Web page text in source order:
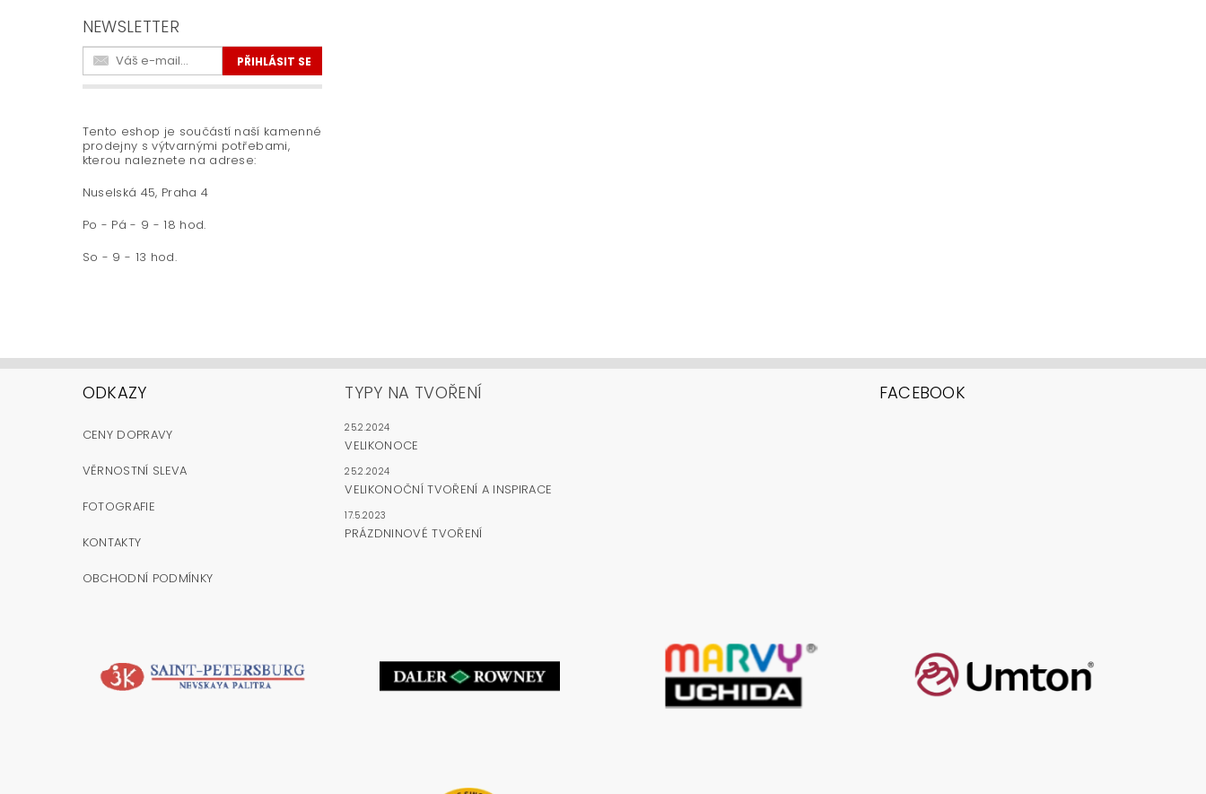
NEWSLETTER
Tento eshop je součástí naší kamenné
prodejny s výtvarnými potřebami,
kterou naleznete na adrese:
Nuselská 45, Praha 4
Po - Pá - 9 - 18 hod.
So - 9 - 13 hod.
ODKAZY
CENY DOPRAVY
VĚRNOSTNÍ SLEVA
FOTOGRAFIE
KONTAKTY
OBCHODNÍ PODMÍNKY
TYPY NA TVOŘENÍ
25.2.2024
VELIKONOCE
25.2.2024
VELIKONOČNÍ TVOŘENÍ A INSPIRACE
17.5.2023
PRÁZDNINOVÉ TVOŘENÍ
FACEBOOK